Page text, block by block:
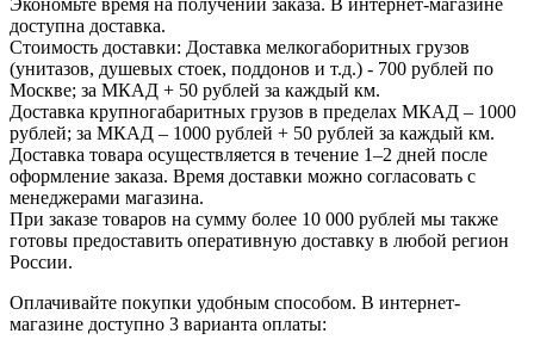
доступна доставка.
Стоимость доставки: Доставка мелкогаборитных грузов
(унитазов, душевых стоек, поддонов и т.д.) - 700 рублей по
Москве; за МКАД + 50 рублей за каждый км.
Доставка крупногабаритных грузов в пределах МКАД – 1000
рублей; за МКАД – 1000 рублей + 50 рублей за каждый км.
Доставка товара осуществляется в течение 1–2 дней после
оформление заказа. Время доставки можно согласовать с
менеджерами магазина.
При заказе товаров на сумму более 10 000 рублей мы также
готовы предоставить оперативную доставку в любой регион
России.
Оплачивайте покупки удобным способом. В интернет-
магазине доступно 3 варианта оплаты: